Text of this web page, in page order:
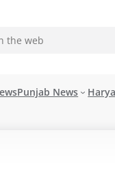
Punjab News